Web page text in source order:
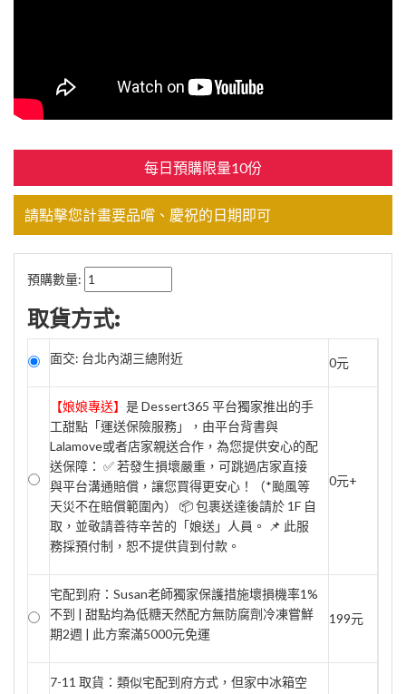
每日預購限量10份
請點擊您計畫要品嚐、慶祝的日期即可
預購數量:
取貨方式:
面交: 台北內湖三總附近 0元
【娘娘專送】 是 Dessert365 平台獨家推出的手
工甜點「運送保險服務」，由平台背書與
Lalamove或者店家親送合作，為您提供安心的配
送保障： ✅ 若發生損壞嚴重，可跳過店家直接
與平台溝通賠償，讓您買得更安心！（*颱風等
天災不在賠償範圍內） 📦 包裹送達後請於 1F 自
取，並敬請善待辛苦的「娘送」人員。 📌 此服
務採預付制，恕不提供貨到付款。
0元+
宅配到府：Susan老師獨家保護措施壞損機率1%
不到 | 甜點均為低糖天然配方無防腐劑冷凍嘗鮮
期2週 | 此方案滿5000元免運
199元
7-11 取貨：類似宅配到府方式，但家中冰箱空